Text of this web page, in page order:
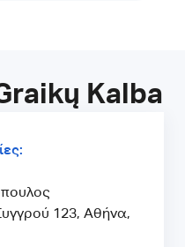
Kalba
123, Αθήνα,